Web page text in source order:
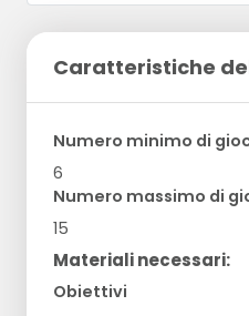
Caratteristiche
Numero minimo di
6
Numero massimo di
15
Materiali necessari:
Obiettivi